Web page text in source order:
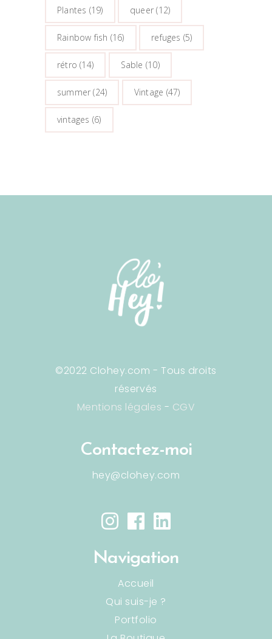
Plantes (19) queer (12)
Rainbow fish (16) refuges (5)
rétro (14) Sable (10)
summer (24) Vintage (47)
vintages (6)
©2022 Clohey.com - Tous droits
réservés
Mentions légales - CGV
Contactez-moi
hey@clohey.com
Navigation
Accueil
Qui suis-je ?
Portfolio